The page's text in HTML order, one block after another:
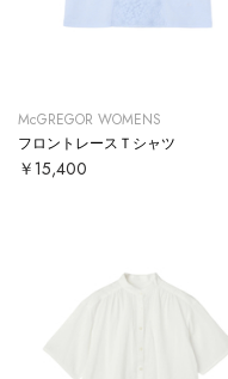
McGREGOR WOMENS
フロントレースＴシャツ
￥15,400